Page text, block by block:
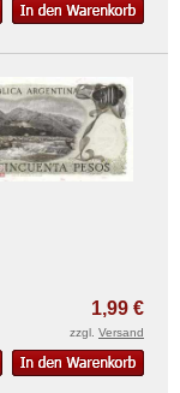
1,99 €
zzgl. Versand